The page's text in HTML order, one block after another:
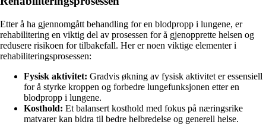
Etter å ha gjennomgått behandling for en blodpropp i lungene, er
rehabilitering en viktig del av prosessen for å gjenopprette helsen og
redusere risikoen for tilbakefall. Her er noen viktige elementer i
rehabiliteringsprosessen:
Fysisk aktivitet: Gradvis økning av fysisk aktivitet er essensiell
for å styrke kroppen og forbedre lungefunksjonen etter en
blodpropp i lungene.
Kosthold: Et balansert kosthold med fokus på næringsrike
matvarer kan bidra til bedre helbredelse og generell helse.